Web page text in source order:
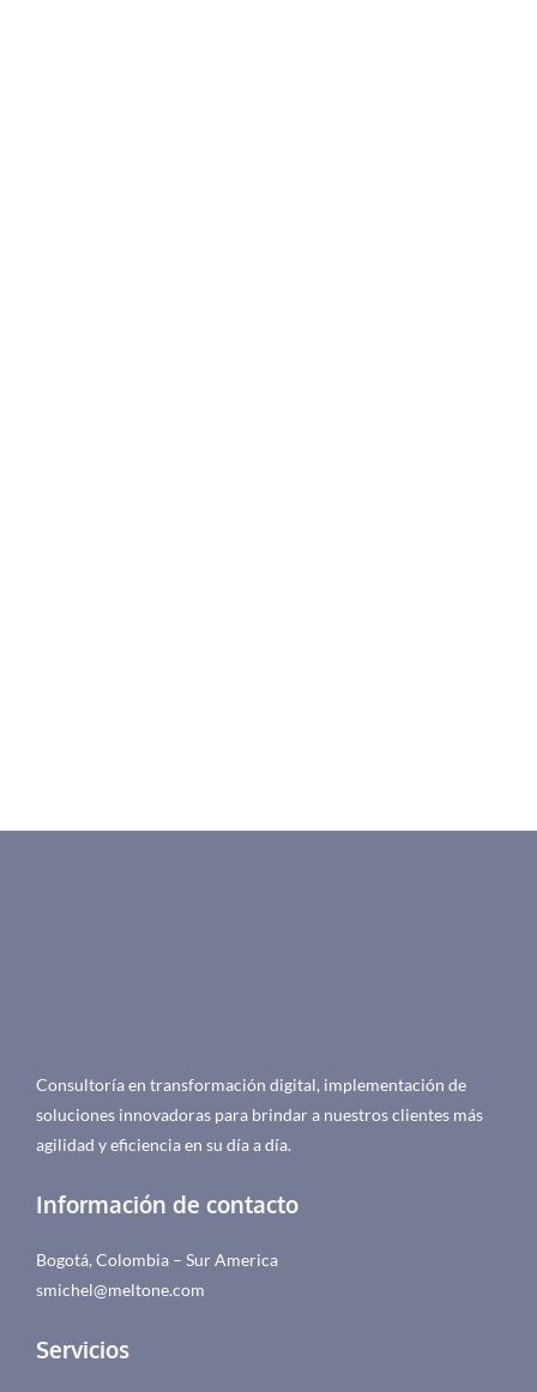
Consultoría en transformación digital, implementación de
soluciones innovadoras para brindar a nuestros clientes más
agilidad y eficiencia en su día a día.
Información de contacto
Bogotá, Colombia – Sur America
smichel@meltone.com
Servicios